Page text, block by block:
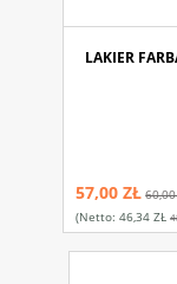
LAKIER
57,00 ZŁ 60,00
(netto:46,34 ZŁ